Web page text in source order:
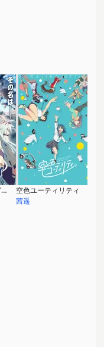
ウマ娘 シンデレラグレイ
空色ユーティリティ
茜遥